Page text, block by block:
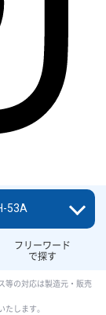
フリーワード
で探す
53A
等の対応は製造元・販売
します。